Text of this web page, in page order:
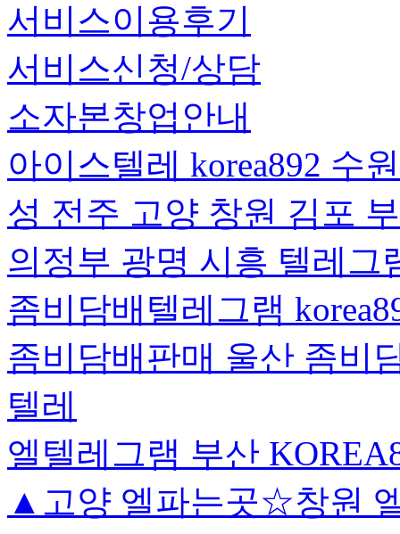
서비스이용후기
서비스신청/상담
소자본창업안내
아이스텔레 korea892 수
성 전주 고양 창원 김포
의정부 광명 시흥 텔레그
좀비담배텔레그램
좀비담배판매 울산 좀비
텔레
엘텔레그램 부산
▲고양 엘파는곳☆창원